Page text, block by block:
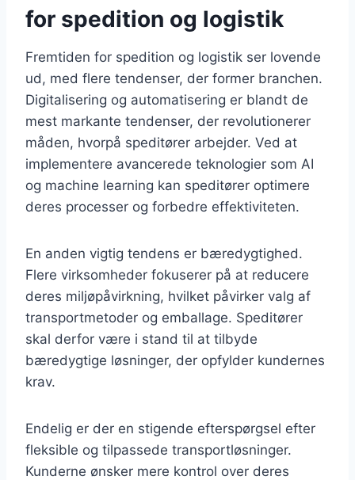
for spedition og logistik
Fremtiden for spedition og logistik ser lovende
ud, med flere tendenser, der former branchen.
Digitalisering og automatisering er blandt de
mest markante tendenser, der revolutionerer
måden, hvorpå speditører arbejder. Ved at
implementere avancerede teknologier som AI
og machine learning kan speditører optimere
deres processer og forbedre effektiviteten.
En anden vigtig tendens er bæredygtighed.
Flere virksomheder fokuserer på at reducere
deres miljøpåvirkning, hvilket påvirker valg af
transportmetoder og emballage. Speditører
skal derfor være i stand til at tilbyde
bæredygtige løsninger, der opfylder kundernes
krav.
Endelig er der en stigende efterspørgsel efter
fleksible og tilpassede transportløsninger.
Kunderne ønsker mere kontrol over deres